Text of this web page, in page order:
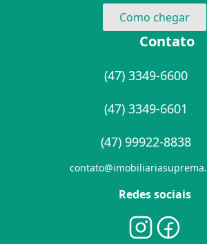
Como chegar
Contato
(47) 3349-6600
(47) 3349-6601
(47) 99922-8838
Redes sociais